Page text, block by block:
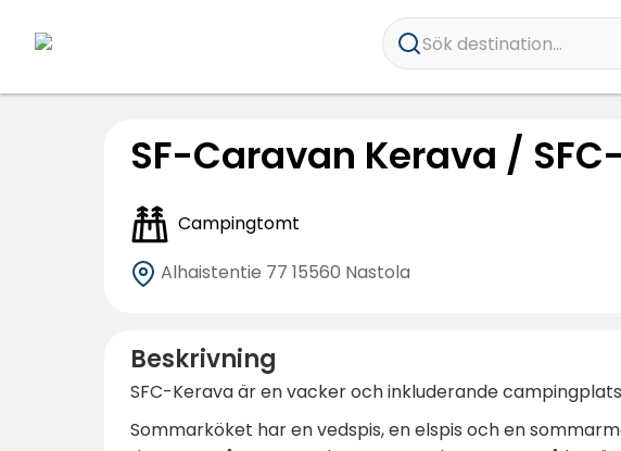
Sök destination...
SF-Caravan Kerava /
Campingtomt
Alhaistentie 77 15560 Nastola
Beskrivning
SFC-Kerava är en vacker och inkluderande
Sommarköket har en vedspis, en elspis och en